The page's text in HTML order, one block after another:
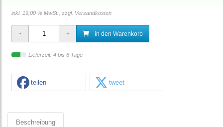
inkl. 19,00 % MwSt., zzgl. Versandkosten
in den Warenkorb
Lieferzeit: 4 bis 6 Tage
teilen tweet
Beschreibung